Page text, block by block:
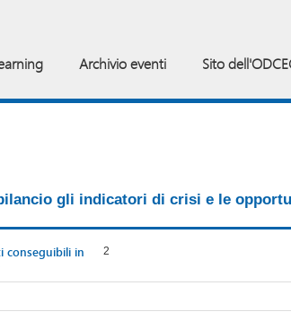
Archivio eventi Sito
gli indicatori di crisi e le
conseguibili in
2